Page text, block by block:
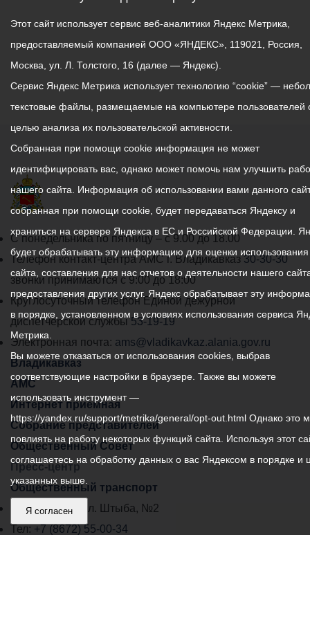
График
работы
администрации
местного
самоуправления
города
Владикавказ:
С понедельника по пятницу – с 9.00 до 18.00
Телефон контакт-центра АМС г. Владикавказ30-30-30
звонки принимаются с 9:00 до 18:00
Круглосуточный телефон Единой дежурной
диспетчерской службы53-19-19
Электронная почта: ams@vladikavkaz.alania.gov.ru
Владикавказ
АМС
Интернет приемная
Собрание представителей
Общественный Совет
Пресс-центр
Общественный транспорт
Владикавказ, пл. Штыба, №2
Тел: +7 (8672) 55-00-34
Этот сайт использует сервис веб-аналитики Яндекс Метрика,
предоставляемый компанией ООО «ЯНДЕКС», 119021, Россия,
Москва, ул. Л. Толстого, 16 (далее — Яндекс).
Сервис Яндекс Метрика использует технологию “cookie” —
текстовые файлы, размещаемые на компьютере пользователей
целью анализа их пользовательской активности.
Собранная при помощи cookie информация не может
идентифицировать вас, однако может помочь нам улучшить
нашего сайта. Информация об использовании вами данного
собранная при помощи cookie, будет передаваться Яндексу и
храниться на сервере Яндекса в ЕС и Российской Федерации.
будет обрабатывать эту информацию для оценки
сайта, составления для нас отчетов о деятельности нашего
предоставления других услуг. Яндекс обрабатывает эту
в порядке, установленном в условиях использования сервиса
Метрика.
Вы можете отказаться от использования cookies, выбрав
соответствующие настройки в браузере. Также вы можете
использовать инструмент —
https://yandex.ru/support/metrika/general/opt-out.html Однако это
повлиять на работу некоторых функций сайта. Используя этот
соглашаетесь на обработку данных о вас Яндексом в порядке и
указанных выше.
Я согласен